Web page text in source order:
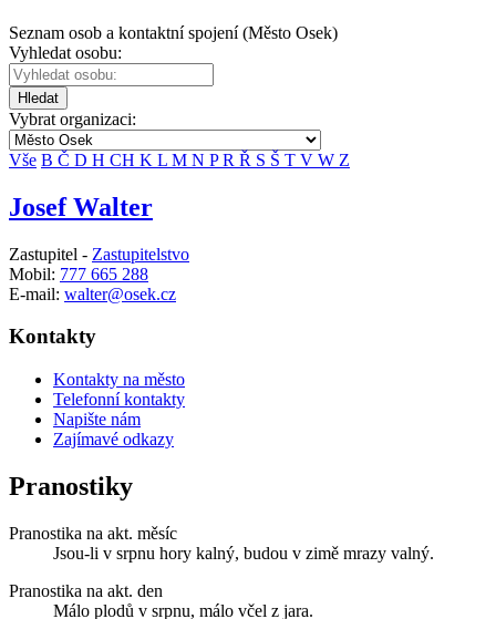
Seznam osob a kontaktní spojení (Město Osek)
Vyhledat osobu:
Hledat
Vybrat organizaci:
Vše B Č D H CH K L M N PR Ř S Š T V W Z
Josef Walter
Zastupitel - Zastupitelstvo
Mobil: 777 665 288
E-mail: walter@osek.cz
Kontakty
Kontakty na město
Telefonní kontakty
Napište nám
Zajímavé odkazy
Pranostiky
Pranostika na akt. měsíc
Jsou-li v srpnu hory kalný, budou v zimě mrazy valný.
Pranostika na akt. den
Málo plodů v srpnu, málo včel z jara.